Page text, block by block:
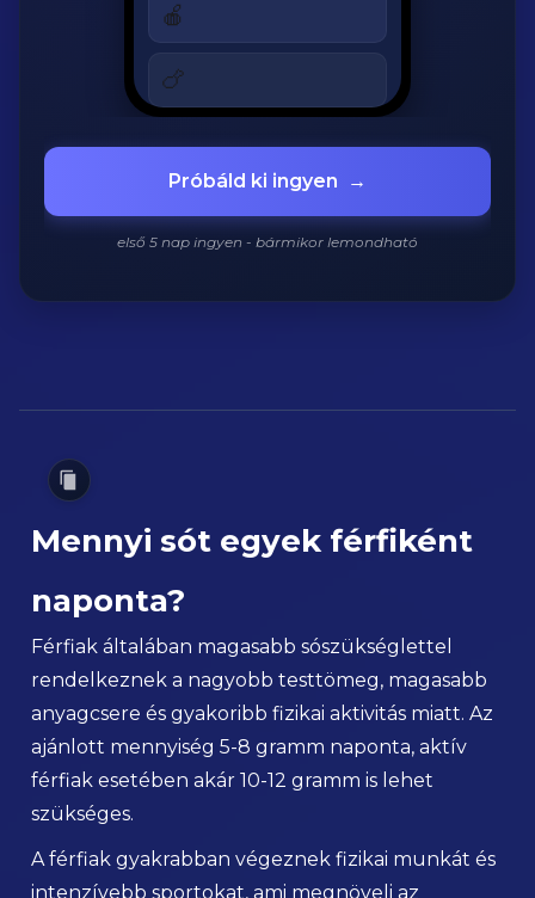
🍎
🍗
Próbáld ki ingyen →
első 5 nap ingyen - bármikor lemondható
Mennyi sót egyek férfiként
naponta?
Férfiak általában magasabb sószükséglettel
rendelkeznek a nagyobb testtömeg, magasabb
anyagcsere és gyakoribb fizikai aktivitás miatt. Az
ajánlott mennyiség 5-8 gramm naponta, aktív
férfiak esetében akár 10-12 gramm is lehet
szükséges.
A férfiak gyakrabban végeznek fizikai munkát és
intenzívebb sportokat, ami megnöveli az